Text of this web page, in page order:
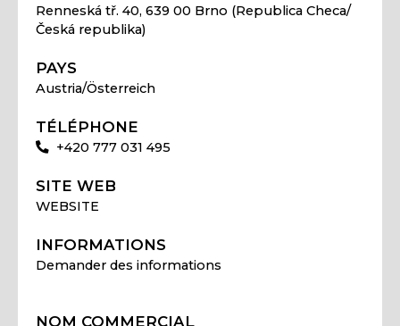
Renneská tř. 40, 639 00 Brno (Republica Checa/
Česká republika)
PAYS
Austria/Österreich
TÉLÉPHONE
+420 777 031 495
SITE WEB
WEBSITE
INFORMATIONS
Demander des informations
NOM COMMERCIAL